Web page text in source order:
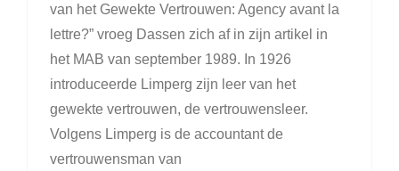
van het Gewekte Vertrouwen: Agency avant la
lettre?” vroeg Dassen zich af in zijn artikel in
het MAB van september 1989. In 1926
introduceerde Limperg zijn leer van het
gewekte vertrouwen, de vertrouwensleer.
Volgens Limperg is de accountant de
vertrouwensman van